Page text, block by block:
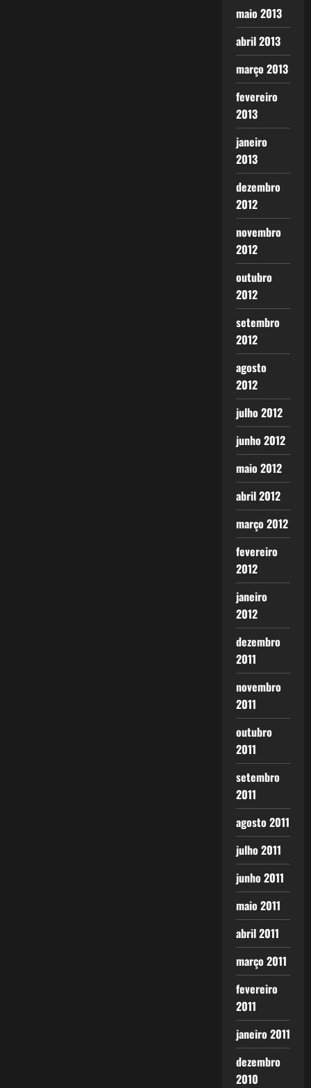
maio 2013
abril 2013
março 2013
fevereiro
2013
janeiro
2013
dezembro
2012
novembro
2012
outubro
2012
setembro
2012
agosto
2012
julho 2012
junho 2012
maio 2012
abril 2012
março 2012
fevereiro
2012
janeiro
2012
dezembro
2011
novembro
2011
outubro
2011
setembro
2011
agosto 2011
julho 2011
junho 2011
maio 2011
abril 2011
março 2011
fevereiro
2011
janeiro 2011
dezembro
2010